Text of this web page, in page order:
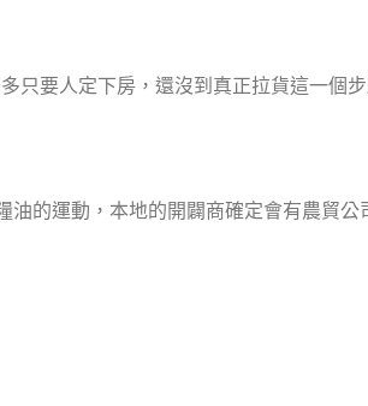
只要人定下房，還沒到真正拉貨這一個
的運動，本地的開闢商確定會有農貿公